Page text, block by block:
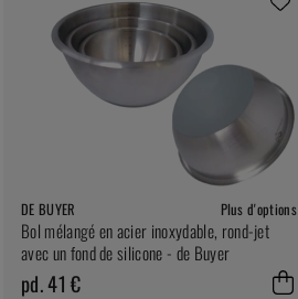
DE BUYER Plus d'options
Bol mélangé en acier inoxydable, rond-jet
avec un fond de silicone - de Buyer
pd. 41 €